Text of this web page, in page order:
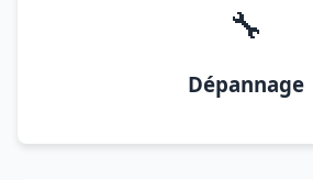
🔧
Dépannage